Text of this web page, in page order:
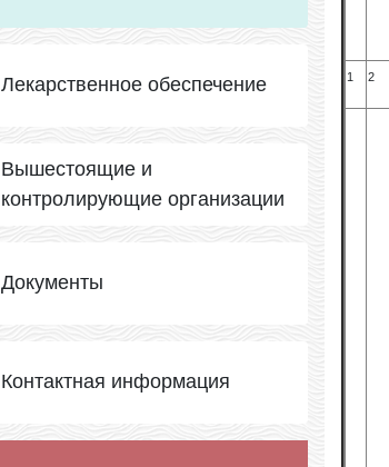
Лекарственное обеспечение
Вышестоящие и
контролирующие организации
Документы
Контактная информация
1 2